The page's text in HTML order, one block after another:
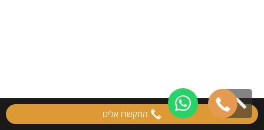
גלילה
לראש התקשרו אלינו